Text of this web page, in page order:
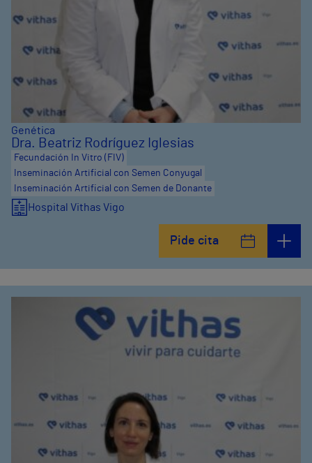
Genética
Dra. Beatriz Rodríguez Iglesias
Fecundación In Vitro (FIV)
Inseminación Artificial con Semen Conyugal
Inseminación Artificial con Semen de Donante
Hospital Vithas Vigo
Pide cita